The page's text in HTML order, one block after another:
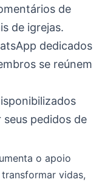
de
de igrejas.
dedicados
se reúnem
pedidos de
o apoio
vidas,